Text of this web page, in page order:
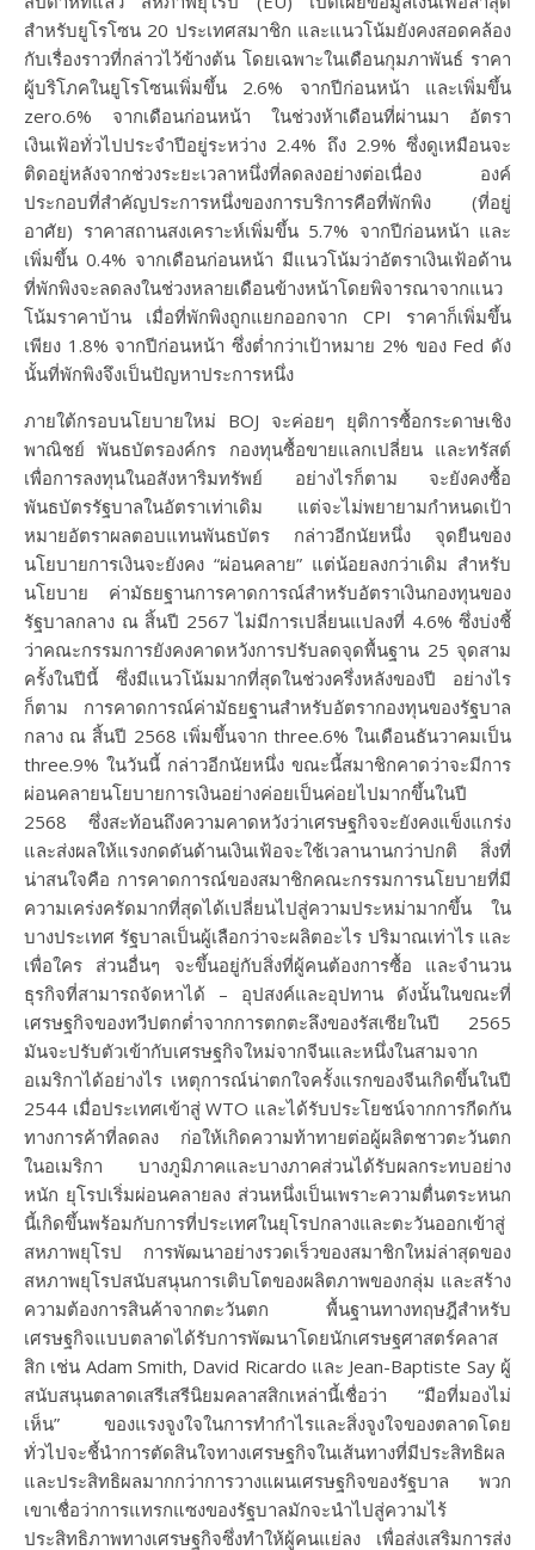
สำหรับยูโรโซน 20 ประเทศสมาชิก และแนวโน้มยังคงสอดคล้อง
กับเรื่องราวที่กล่าวไว้ข้างต้น โดยเฉพาะในเดือนกุมภาพันธ์ ราคา
ผู้บริโภคในยูโรโซนเพิ่มขึ้น 2.6% จากปีก่อนหน้า และเพิ่มขึ้น
zero.6% จากเดือนก่อนหน้า ในช่วงห้าเดือนที่ผ่านมา อัตรา
เงินเฟ้อทั่วไปประจำปีอยู่ระหว่าง 2.4% ถึง 2.9% ซึ่งดูเหมือนจะ
ติดอยู่หลังจากช่วงระยะเวลาหนึ่งที่ลดลงอย่างต่อเนื่อง องค์
ประกอบที่สำคัญประการหนึ่งของการบริการคือที่พักพิง (ที่อยู่
อาศัย) ราคาสถานสงเคราะห์เพิ่มขึ้น 5.7% จากปีก่อนหน้า และ
เพิ่มขึ้น 0.4% จากเดือนก่อนหน้า มีแนวโน้มว่าอัตราเงินเฟ้อด้าน
ที่พักพิงจะลดลงในช่วงหลายเดือนข้างหน้าโดยพิจารณาจากแนว
โน้มราคาบ้าน เมื่อที่พักพิงถูกแยกออกจาก CPI ราคาก็เพิ่มขึ้น
เพียง 1.8% จากปีก่อนหน้า ซึ่งต่ำกว่าเป้าหมาย 2% ของ Fed ดัง
นั้นที่พักพิงจึงเป็นปัญหาประการหนึ่ง
ภายใต้กรอบนโยบายใหม่ BOJ จะค่อยๆ ยุติการซื้อกระดาษเชิง
พาณิชย์ พันธบัตรองค์กร กองทุนซื้อขายแลกเปลี่ยน และทรัสต์
เพื่อการลงทุนในอสังหาริมทรัพย์ อย่างไรก็ตาม จะยังคงซื้อ
พันธบัตรรัฐบาลในอัตราเท่าเดิม แต่จะไม่พยายามกำหนดเป้า
หมายอัตราผลตอบแทนพันธบัตร กล่าวอีกนัยหนึ่ง จุดยืนของ
นโยบายการเงินจะยังคง “ผ่อนคลาย” แต่น้อยลงกว่าเดิม สำหรับ
นโยบาย ค่ามัธยฐานการคาดการณ์สำหรับอัตราเงินกองทุนของ
รัฐบาลกลาง ณ สิ้นปี 2567 ไม่มีการเปลี่ยนแปลงที่ 4.6% ซึ่งบ่งชี้
ว่าคณะกรรมการยังคงคาดหวังการปรับลดจุดพื้นฐาน 25 จุดสาม
ครั้งในปีนี้ ซึ่งมีแนวโน้มมากที่สุดในช่วงครึ่งหลังของปี อย่างไร
ก็ตาม การคาดการณ์ค่ามัธยฐานสำหรับอัตรากองทุนของรัฐบาล
กลาง ณ สิ้นปี 2568 เพิ่มขึ้นจาก three.6% ในเดือนธันวาคมเป็น
three.9% ในวันนี้ กล่าวอีกนัยหนึ่ง ขณะนี้สมาชิกคาดว่าจะมีการ
ผ่อนคลายนโยบายการเงินอย่างค่อยเป็นค่อยไปมากขึ้นในปี
2568 ซึ่งสะท้อนถึงความคาดหวังว่าเศรษฐกิจจะยังคงแข็งแกร่ง
และส่งผลให้แรงกดดันด้านเงินเฟ้อจะใช้เวลานานกว่าปกติ สิ่งที่
น่าสนใจคือ การคาดการณ์ของสมาชิกคณะกรรมการนโยบายที่มี
ความเคร่งครัดมากที่สุดได้เปลี่ยนไปสู่ความประหม่ามากขึ้น ใน
บางประเทศ รัฐบาลเป็นผู้เลือกว่าจะผลิตอะไร ปริมาณเท่าไร และ
เพื่อใคร ส่วนอื่นๆ จะขึ้นอยู่กับสิ่งที่ผู้คนต้องการซื้อ และจำนวน
ธุรกิจที่สามารถจัดหาได้ – อุปสงค์และอุปทาน ดังนั้นในขณะที่
เศรษฐกิจของทวีปตกต่ำจากการตกตะลึงของรัสเซียในปี 2565
มันจะปรับตัวเข้ากับเศรษฐกิจใหม่จากจีนและหนึ่งในสามจาก
อเมริกาได้อย่างไร เหตุการณ์น่าตกใจครั้งแรกของจีนเกิดขึ้นในปี
2544 เมื่อประเทศเข้าสู่ WTO และได้รับประโยชน์จากการกีดกัน
ทางการค้าที่ลดลง ก่อให้เกิดความท้าทายต่อผู้ผลิตชาวตะวันตก
ในอเมริกา บางภูมิภาคและบางภาคส่วนได้รับผลกระทบอย่าง
หนัก ยุโรปเริ่มผ่อนคลายลง ส่วนหนึ่งเป็นเพราะความตื่นตระหนก
นี้เกิดขึ้นพร้อมกับการที่ประเทศในยุโรปกลางและตะวันออกเข้าสู่
สหภาพยุโรป การพัฒนาอย่างรวดเร็วของสมาชิกใหม่ล่าสุดของ
สหภาพยุโรปสนับสนุนการเติบโตของผลิตภาพของกลุ่ม และสร้าง
ความต้องการสินค้าจากตะวันตก พื้นฐานทางทฤษฎีสำหรับ
เศรษฐกิจแบบตลาดได้รับการพัฒนาโดยนักเศรษฐศาสตร์คลาส
สิก เช่น Adam Smith, David Ricardo และ Jean-Baptiste Say ผู้
สนับสนุนตลาดเสรีเสรีนิยมคลาสสิกเหล่านี้เชื่อว่า “มือที่มองไม่
เห็น” ของแรงจูงใจในการทำกำไรและสิ่งจูงใจของตลาดโดย
ทั่วไปจะชี้นำการตัดสินใจทางเศรษฐกิจในเส้นทางที่มีประสิทธิผล
และประสิทธิผลมากกว่าการวางแผนเศรษฐกิจของรัฐบาล พวก
เขาเชื่อว่าการแทรกแซงของรัฐบาลมักจะนำไปสู่ความไร้
ประสิทธิภาพทางเศรษฐกิจซึ่งทำให้ผู้คนแย่ลง เพื่อส่งเสริมการส่ง